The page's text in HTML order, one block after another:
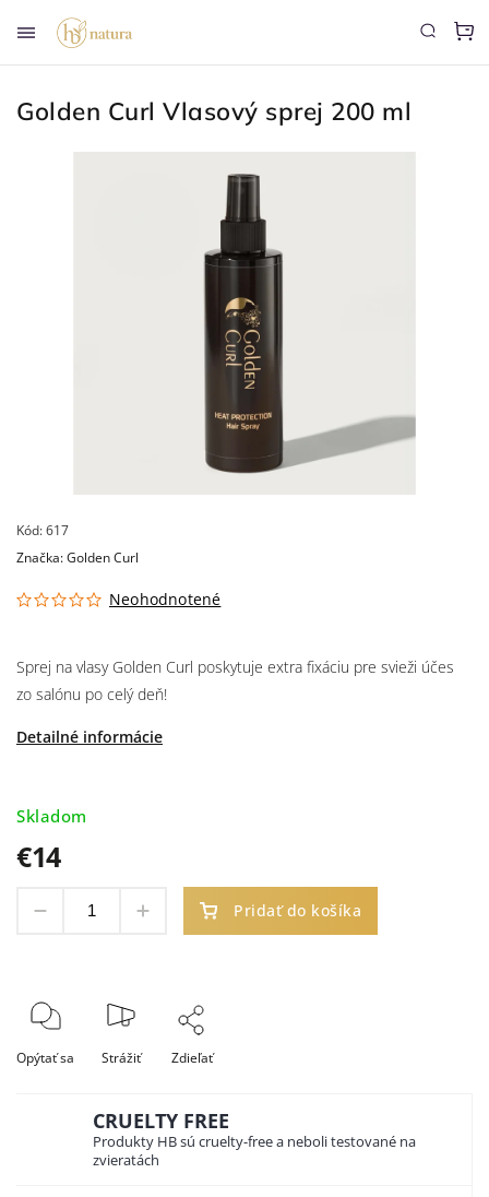
Golden Curl Vlasový sprej 200 ml
Kód:617
Neohodnotené
Sprej na vlasy Golden Curl poskytuje extra fixáciu pre svieži účes
zo salónu po celý deň!
Detailné informácie
Značka:Golden Curl
€14
Skladom
Pridať do košíka
Opýtať sa Strážiť Zdieľať
CRUELTY FREE
Produkty HB sú cruelty-free a neboli testované na
zvieratách